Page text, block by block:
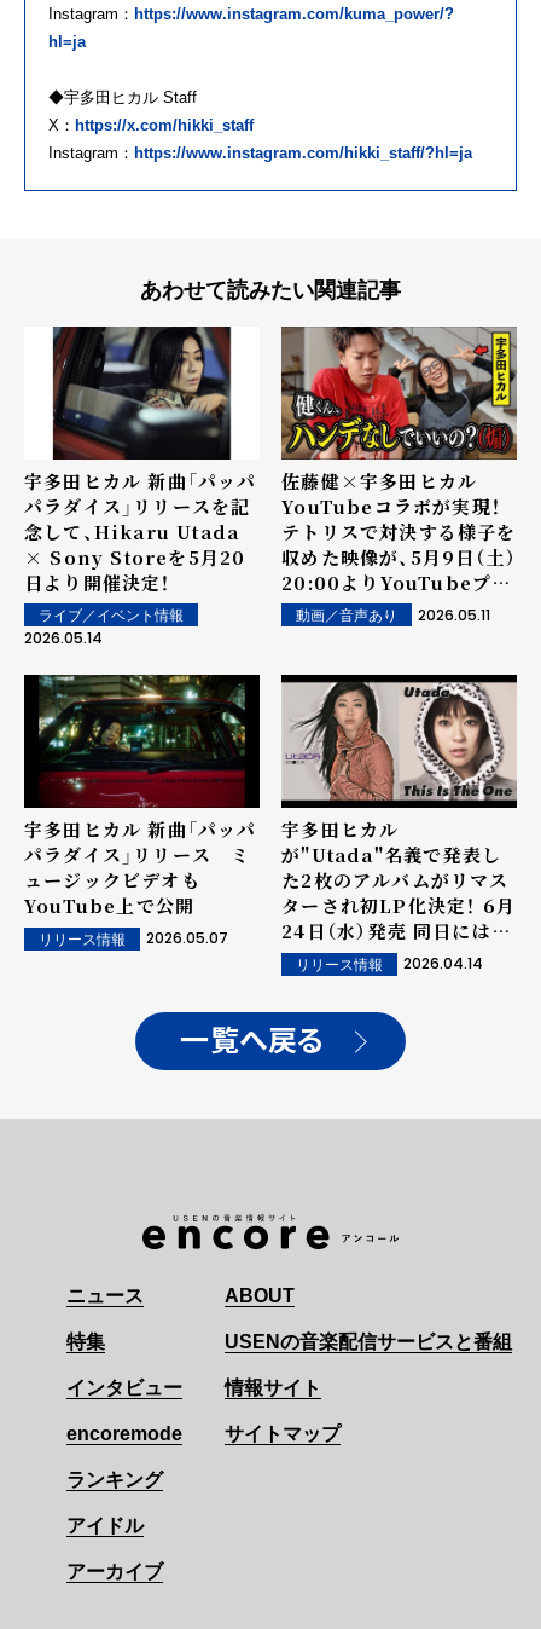
Instagram： https://www.instagram.com/kuma_power/?
hl=ja
◆宇多田ヒカル Staff
X： https://x.com/hikki_staff
Instagram： https://www.instagram.com/hikki_staff/?hl=ja
あわせて読みたい関連記事
宇多田ヒカル 新曲「パッパ
パラダイス」リリースを記
念して、Hikaru Utada
× Sony Storeを5月20
日より開催決定！
ライブ／イベント情報
2026.05.14
佐藤健×宇多田ヒカル
YouTubeコラボが実現！
テトリスで対決する様子を
収めた映像が、5月9日（土）
20:00よりYouTubeプレ
ミア公開
動画／音声あり 2026.05.11
宇多田ヒカル 新曲「パッパ
パラダイス」リリース ミ
ュージックビデオも
YouTube上で公開
リリース情報 2026.05.07
宇多田ヒカル
が"Utada"名義で発表し
た2枚のアルバムがリマス
ターされ初LP化決定！ 6月
24日（水）発売 同日には宇
多田ヒカルとしての新曲
「パッパパラダイス」7イン
チアナログ盤を完全生産限
定盤としてリリース
リリース情報 2026.04.14
一覧へ戻る
ニュース
特集
インタビュー
encoremode
ランキング
アイドル
アーカイブ
ABOUT
USENの音楽配信サービスと番組
情報サイト
サイトマップ